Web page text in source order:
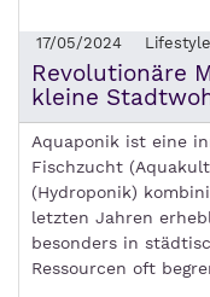
17/05/2024 Lifestyle
Revolutionäre
kleine
Aquaponik ist eine
Fischzucht
(Hydroponik)
letzten Jahren
besonders in
Ressourcen oft